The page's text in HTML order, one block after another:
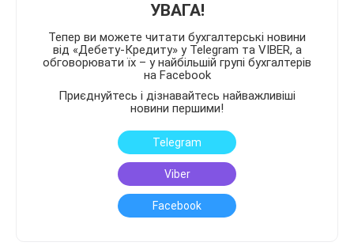
УВАГА!
Тепер ви можете читати бухгалтерські новини
від «Дебету-Кредиту» у Telegram та VIBER, а
обговорювати їх – у найбільшій групі бухгалтерів
на Facebook
Приєднуйтесь і дізнавайтесь найважливіші
новини першими!
Telegram
Viber
Facebook